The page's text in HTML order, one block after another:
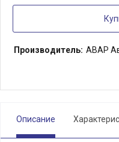
Производитель: АВАР
Описание